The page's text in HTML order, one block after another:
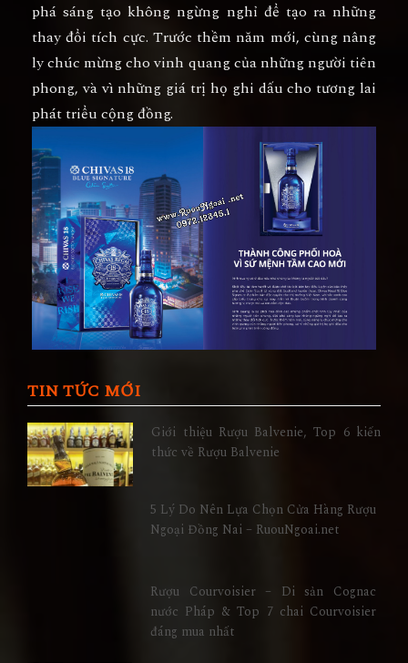
phá sáng tạo không ngừng nghỉ để tạo ra những
thay đổi tích cực. Trước thềm năm mới, cùng nâng
ly chúc mừng cho vinh quang của những người tiên
phong, và vì những giá trị họ ghi dấu cho tương lai
phát triểu cộng đồng.
TIN TỨC MỚI
Giới thiệu Rượu Balvenie, Top 6 kiến
thức về Rượu Balvenie
5 Lý Do Nên Lựa Chọn Cửa Hàng Rượu
Ngoại Đồng Nai – RuouNgoai.net
Rượu Courvoisier – Di sản Cognac
nước Pháp & Top 7 chai Courvoisier
đáng mua nhất